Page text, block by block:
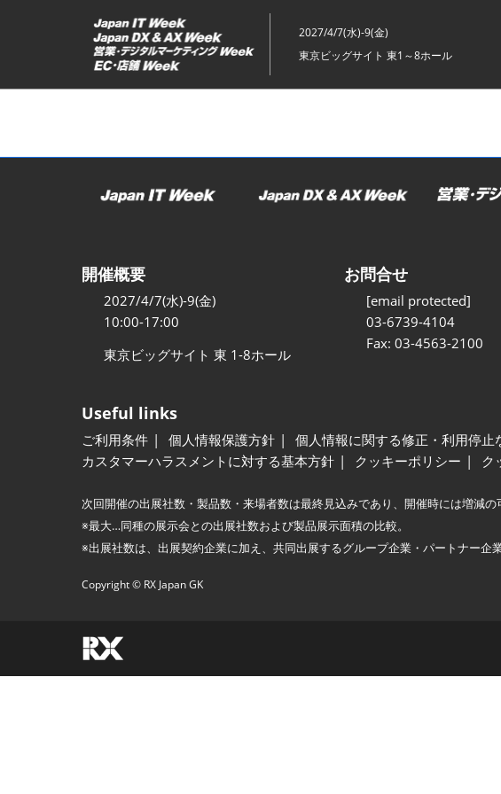
ッ
2027/4/7(水)-9(金)
東京ビッグサイト 東1～8ホール
開催概要
2027/4/7(水)-9(金)
10:00-17:00
東京ビッグサイト 東 1-8ホール
お問合せ
[email protected]
03-6739-4104
Fax: 03-4563-2100
Useful links
ご利用条件 個人情報保護方針 個人情報に関する修正・利用停止
カスタマーハラスメントに対する基本方針
クッキーポリシー ク
次回開催の出展社数・製品数・来場者数は最終見込みであり、開催時には増減の
※最大…同種の展示会との出展社数および製品展示面積の比較。
※出展社数は、出展契約企業に加え、共同出展するグループ企業・パートナー企
Copyright © RX Japan GK